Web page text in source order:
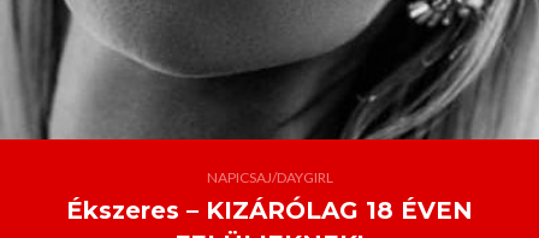
NAPICSAJ/DAYGIRL
Ékszeres – KIZÁRÓLAG 18 ÉVEN